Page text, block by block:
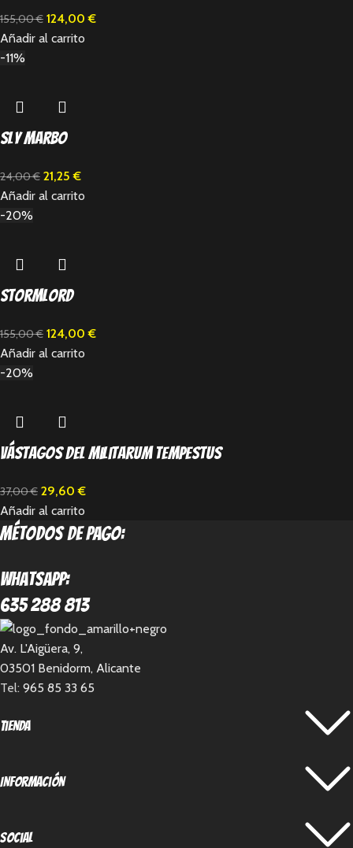
155,00€ 124,00€
Añadir al carrito
-11%
Sly Marbo
24,00€ 21,25€
Añadir al carrito
-20%
Stormlord
155,00€ 124,00€
Añadir al carrito
-20%
Vástagos del Militarum Tempestus
37,00€ 29,60€
Añadir al carrito
métodos de pago:
Whatsapp:
635 288 813
Av. L'Aigüera, 9,
03501 Benidorm, Alicante
Tel: 965 85 33 65
Tienda
Información
Social